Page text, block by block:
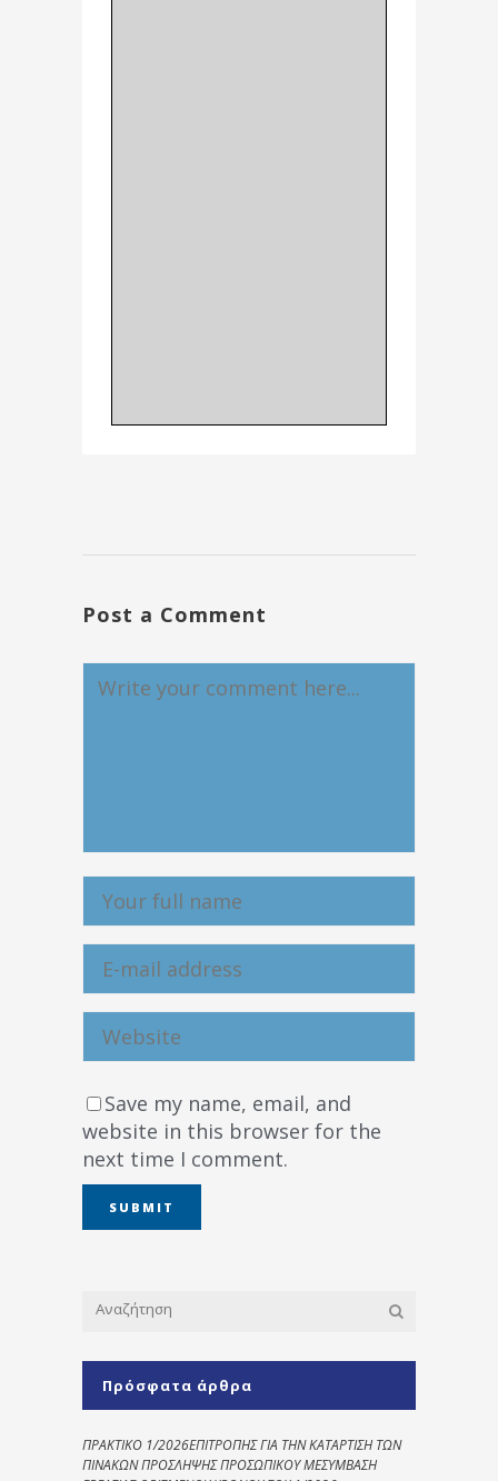
Post a Comment
Save my name, email, and
website in this browser for the
next time I comment.
Πρόσφατα άρθρα
ΠΡΑΚΤΙΚΟ 1/2026ΕΠΙΤΡΟΠΗΣ ΓΙΑ ΤΗΝ ΚΑΤΑΡΤΙΣΗ ΤΩΝ
ΠΙΝΑΚΩΝ ΠΡΟΣΛΗΨΗΣ ΠΡΟΣΩΠΙΚΟΥ ΜΕΣΥΜΒΑΣΗ